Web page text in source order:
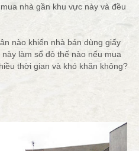
nhà gần khu vực này và đều
nào khiến nhà bán dùng giấy
làm sổ đỏ thế nào nếu mua
thời gian và khó khăn không?